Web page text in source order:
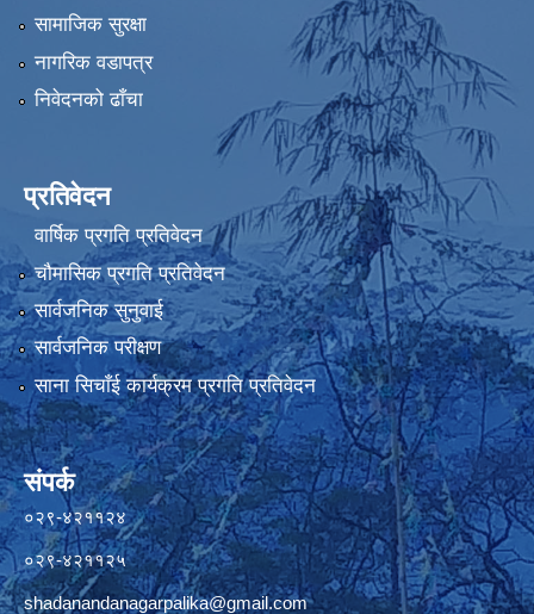
सामाजिक सुरक्षा
नागरिक वडापत्र
निवेदनको ढाँचा
प्रतिवेदन
वार्षिक प्रगति प्रतिवेदन
चौमासिक प्रगति प्रतिवेदन
सार्वजनिक सुनुवाई
सार्वजनिक परीक्षण
साना सिचाँई कार्यक्रम प्रगति प्रतिवेदन
संपर्क
०२९-४२११२४
०२९-४२११२५
shadanandanagarpalika@gmail.com